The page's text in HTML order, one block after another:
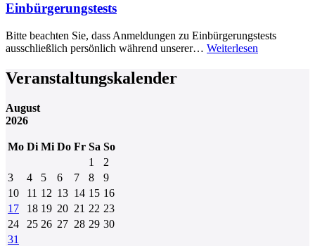
Einbürgerungstests
Bitte beachten Sie, dass Anmeldungen zu Einbürgerungstests
ausschließlich persönlich während unserer… Weiterlesen
Veranstaltungskalender
August
2026
Mo Di Mi Do Fr Sa So
1
2
3
4 5 6 7 8
9
10
11 12 13 14 15 16
17
18 19 20 21 22 23
24
25 26 27 28 29 30
31